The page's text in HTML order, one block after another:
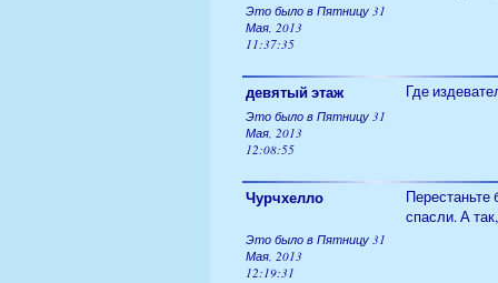
Это было в Пятницу 31
Мая, 2013
11:37:35
девятый этаж Где
Это было в Пятницу 31
Мая, 2013
12:08:55
Чурчхелло
спасли. А
Это было в Пятницу 31
Мая, 2013
12:19:31